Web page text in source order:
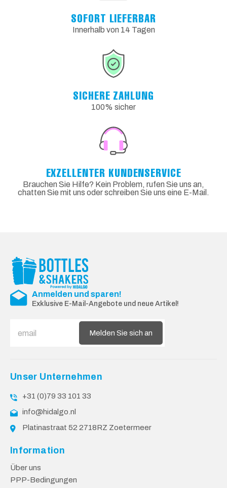
SOFORT LIEFERBAR
Innerhalb von 14 Tagen
SICHERE ZAHLUNG
100% sicher
EXZELLENTER KUNDENSERVICE
Brauchen Sie Hilfe? Kein Problem, rufen Sie uns an,
chatten Sie mit uns oder schreiben Sie uns eine E-Mail.
Anmelden und sparen!
Exklusive E-Mail-Angebote und neue Artikel!
Melden Sie sich an
Unser Unternehmen
+31 (0)79 33 101 33
info@hidalgo.nl
Platinastraat 52 2718RZ Zoetermeer
Information
Über uns
PPP-Bedingungen